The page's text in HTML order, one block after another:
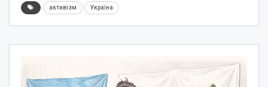
активізм Україна